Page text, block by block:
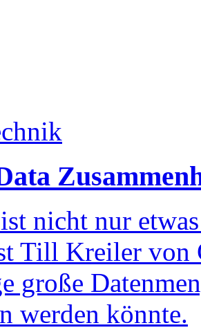
nicht nur
Till Kreiler von
große
werden könnte.